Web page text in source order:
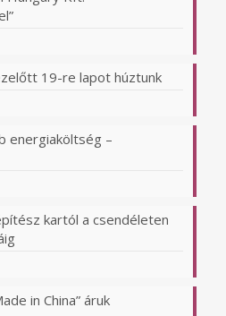
19-re lapot húztunk
energiaköltség –
kartól a csendéleten
in China” áruk